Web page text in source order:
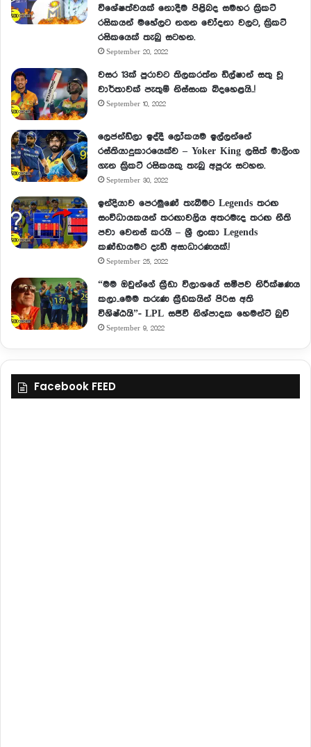
විශේෂත්වයක් නොදීම පිළිබද සමහර ක්‍රිකට්
රසිකයන් මහේලට නගන චෝදනා වලට, ක්‍රිකට්
රසිකයෙක් තැබු සටහන.
September 20, 2022
වසර 13ක් පුරාවට තිලකරත්න ඩිල්ෂාන් සතු වූ
වාර්තාවක් පැතුම් නිස්සංක බිදහෙළයි..!
September 10, 2022
ලෙජන්ඩ්ලා ඉද්දී ලෝකයම ඉල්ලන්නේ
රස්තියාදුකාරයෙක්ව – Yoker King ලසිත් මාලිංග
ගැන ක්‍රිකට් රසිකයකු තැබු අපූරු සටහන.
September 30, 2022
ඉන්දියාව පෙරමුණේ තැබීමට Legends තරඟ
සංවිධායකයන් තරඟාවලිය අතරමැද තරඟ නීති
පවා වෙනස් කරයි – ශ්‍රී ලංකා Legends
කණ්ඩායමට දැඩි අසාධාරණයක්.!
September 25, 2022
“මම ඔවුන්ගේ ක්‍රීඩා විලාශයේ සමීපව නිරීක්ෂණය
කලා..මෙම තරුණ ක්‍රීඩකයින් පිරිස අති
විශිෂ්ඨයි”- LPL සජීවී නිශ්පාදක හෙමන්ට් බුච්
September 9, 2022
Facebook FEED